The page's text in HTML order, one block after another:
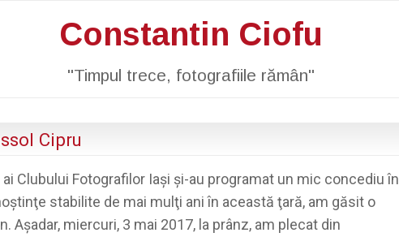
Constantin Ciofu
"Timpul trece, fotografiile rămân"
Cipru
Clubului Fotografilor Iaşi şi-au programat un mic concediu în
stabilite de mai mulţi ani în această ţară, am găsit o
Aşadar, miercuri, 3 mai 2017, la prânz, am plecat din